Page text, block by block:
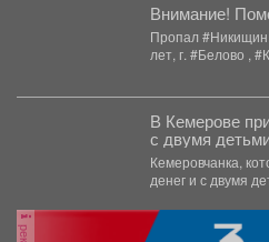
Внимание!
Пропал #Никищин
В Кемерове
с двумя
Кемеровчанка,
денег и с двумя